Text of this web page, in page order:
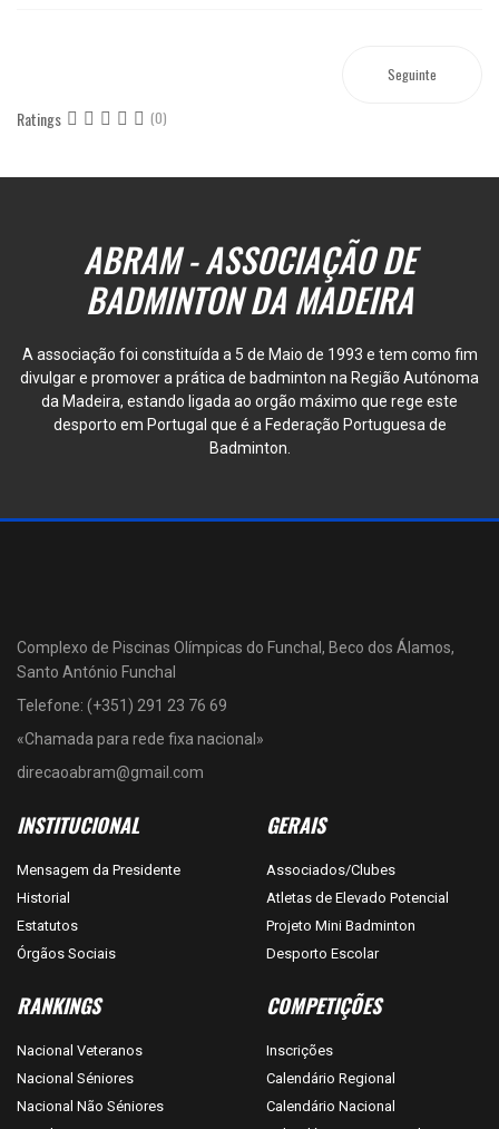
Seguinte
Ratings (0)
ABRAM - ASSOCIAÇÃO DE
BADMINTON DA MADEIRA
A associação foi constituída a 5 de Maio de 1993 e tem como fim
divulgar e promover a prática de badminton na Região Autónoma
da Madeira, estando ligada ao orgão máximo que rege este
desporto em Portugal que é a Federação Portuguesa de
Badminton.
Complexo de Piscinas Olímpicas do Funchal, Beco dos Álamos,
Santo António Funchal
Telefone: (+351) 291 23 76 69
«Chamada para rede fixa nacional»
direcaoabram@gmail.com
INSTITUCIONAL
Mensagem da Presidente
Historial
Estatutos
Órgãos Sociais
GERAIS
Associados/Clubes
Atletas de Elevado Potencial
Projeto Mini Badminton
Desporto Escolar
RANKINGS
Nacional Veteranos
Nacional Séniores
Nacional Não Séniores
COMPETIÇÕES
Inscrições
Calendário Regional
Calendário Nacional